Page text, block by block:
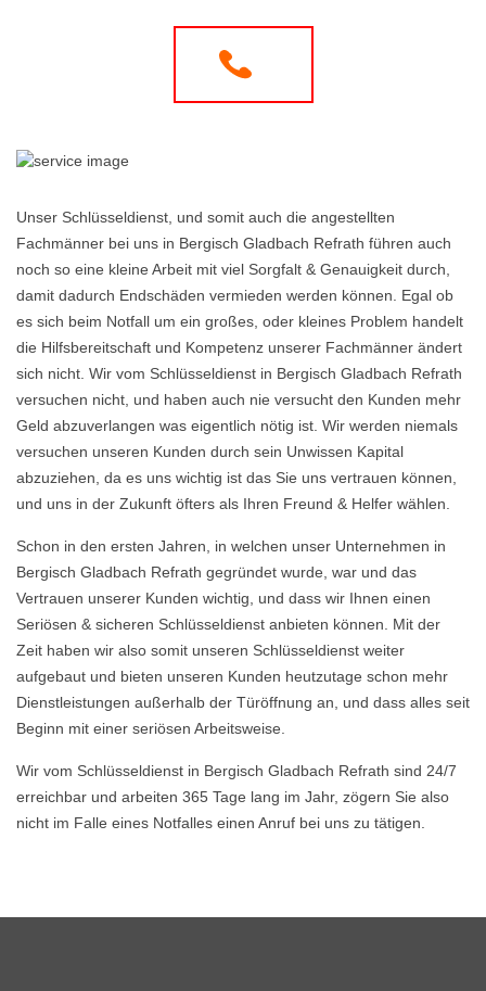
Unser Schlüsseldienst, und somit auch die angestellten
Fachmänner bei uns in Bergisch Gladbach Refrath führen auch
noch so eine kleine Arbeit mit viel Sorgfalt & Genauigkeit durch,
damit dadurch Endschäden vermieden werden können. Egal ob
es sich beim Notfall um ein großes, oder kleines Problem handelt
die Hilfsbereitschaft und Kompetenz unserer Fachmänner ändert
sich nicht. Wir vom Schlüsseldienst in Bergisch Gladbach Refrath
versuchen nicht, und haben auch nie versucht den Kunden mehr
Geld abzuverlangen was eigentlich nötig ist. Wir werden niemals
versuchen unseren Kunden durch sein Unwissen Kapital
abzuziehen, da es uns wichtig ist das Sie uns vertrauen können,
und uns in der Zukunft öfters als Ihren Freund & Helfer wählen.
Schon in den ersten Jahren, in welchen unser Unternehmen in
Bergisch Gladbach Refrath gegründet wurde, war und das
Vertrauen unserer Kunden wichtig, und dass wir Ihnen einen
Seriösen & sicheren Schlüsseldienst anbieten können. Mit der
Zeit haben wir also somit unseren Schlüsseldienst weiter
aufgebaut und bieten unseren Kunden heutzutage schon mehr
Dienstleistungen außerhalb der Türöffnung an, und dass alles seit
Beginn mit einer seriösen Arbeitsweise.
Wir vom Schlüsseldienst in Bergisch Gladbach Refrath sind 24/7
erreichbar und arbeiten 365 Tage lang im Jahr, zögern Sie also
nicht im Falle eines Notfalles einen Anruf bei uns zu tätigen.